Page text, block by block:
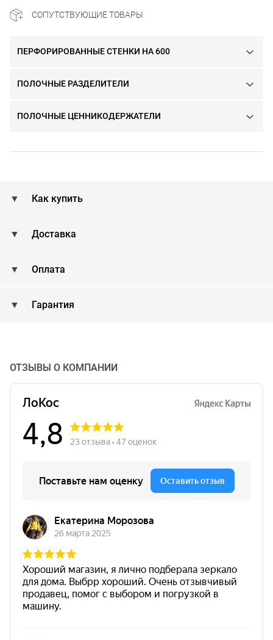
СОПУТСТВУЮЩИЕ ТОВАРЫ
ПЕРФОРИРОВАННЫЕ СТЕНКИ НА 600
ПОЛОЧНЫЕ РАЗДЕЛИТЕЛИ
ПОЛОЧНЫЕ ЦЕННИКОДЕРЖАТЕЛИ
Как купить
Доставка
Оплата
Гарантия
ОТЗЫВЫ О КОМПАНИИ